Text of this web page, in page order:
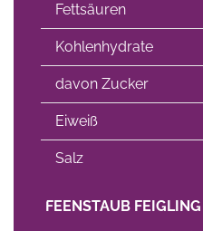
Fettsäuren
Kohlenhydrate
davon Zucker
Eiweiß
Salz
FEENSTAUB FEIGLING